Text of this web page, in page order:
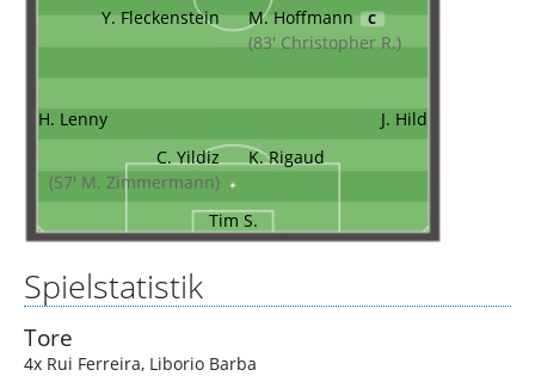
Y. Fleckenstein
M. Hoffmann C
(83' Christopher R.)
H. Lenny
J. Hild
C. Yildiz
(57' M. Zimmermann)
K. Rigaud
Tim S.
Spielstatistik
Tore
4x Rui Ferreira, Liborio Barba